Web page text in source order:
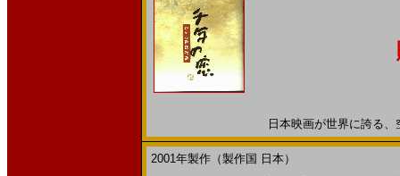
日本映画が世界に誇る
2001年製作（製作国 日本）